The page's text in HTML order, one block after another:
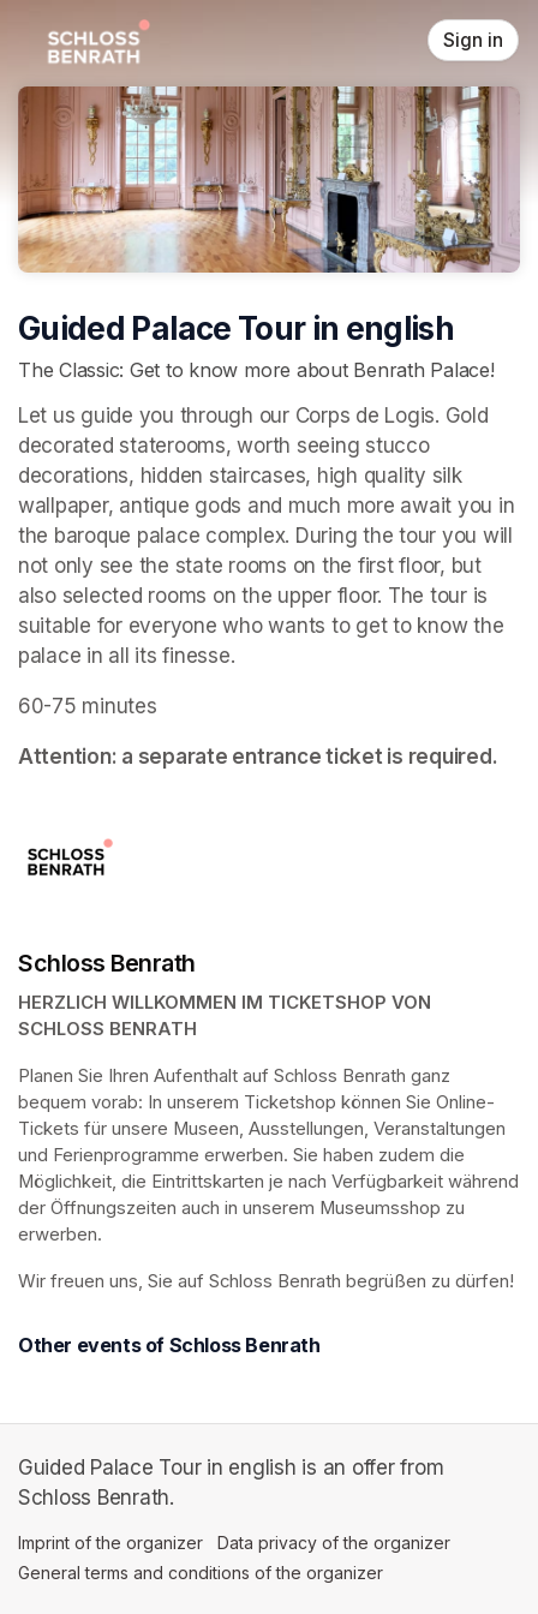
Sign in
Guided Palace Tour in english
The Classic: Get to know more about Benrath Palace!
Let us guide you through our Corps de Logis. Gold
decorated staterooms, worth seeing stucco
decorations, hidden staircases, high quality silk
wallpaper, antique gods and much more await you in
the baroque palace complex. During the tour you will
not only see the state rooms on the first floor, but
also selected rooms on the upper floor. The tour is
suitable for everyone who wants to get to know the
palace in all its finesse.
60-75 minutes
Attention: a separate entrance ticket is required.
Schloss Benrath
HERZLICH WILLKOMMEN IM TICKETSHOP VON
SCHLOSS BENRATH
Planen Sie Ihren Aufenthalt auf Schloss Benrath ganz
bequem vorab: In unserem Ticketshop können Sie Online-
Tickets für unsere Museen, Ausstellungen, Veranstaltungen
und Ferienprogramme erwerben. Sie haben zudem die
Möglichkeit, die Eintrittskarten je nach Verfügbarkeit während
der Öffnungszeiten auch in unserem Museumsshop zu
erwerben.
Wir freuen uns, Sie auf Schloss Benrath begrüßen zu dürfen!
Other events of Schloss Benrath
Guided Palace Tour in english is an offer from
Schloss Benrath.
Imprint of the organizer (opens in a new tab)
Data privacy of the organizer
General terms and conditions of the organizer